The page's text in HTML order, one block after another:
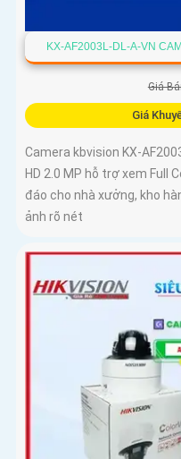
KX-AF2003L-DL-A-VN
Giá
Giá
Camera kbvision KX-
HD 2.0 MP hỗ trợ xem Full
đáo cho nhà xưởng, kho
ảnh rõ nét